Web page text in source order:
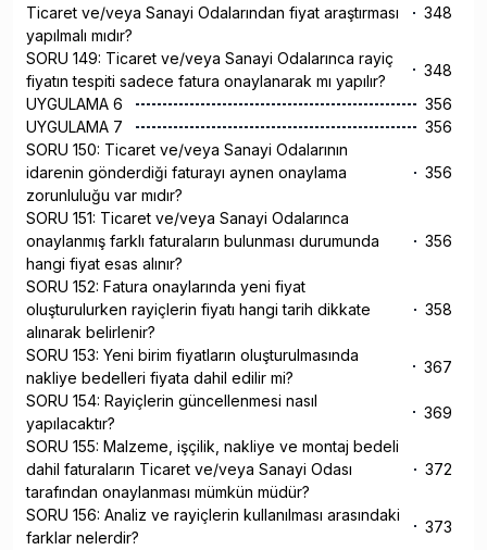
Ticaret ve/veya Sanayi Odalarından fiyat araştırması
yapılmalı mıdır?
348
SORU 149: Ticaret ve/veya Sanayi Odalarınca rayiç
fiyatın tespiti sadece fatura onaylanarak mı yapılır?
348
UYGULAMA 6
356
UYGULAMA 7
356
SORU 150: Ticaret ve/veya Sanayi Odalarının
idarenin gönderdiği faturayı aynen onaylama
zorunluluğu var mıdır?
356
SORU 151: Ticaret ve/veya Sanayi Odalarınca
onaylanmış farklı faturaların bulunması durumunda
hangi fiyat esas alınır?
356
SORU 152: Fatura onaylarında yeni fiyat
oluşturulurken rayiçlerin fiyatı hangi tarih dikkate
alınarak belirlenir?
358
SORU 153: Yeni birim fiyatların oluşturulmasında
nakliye bedelleri fiyata dahil edilir mi?
367
SORU 154: Rayiçlerin güncellenmesi nasıl
yapılacaktır?
369
SORU 155: Malzeme, işçilik, nakliye ve montaj bedeli
dahil faturaların Ticaret ve/veya Sanayi Odası
tarafından onaylanması mümkün müdür?
372
SORU 156: Analiz ve rayiçlerin kullanılması arasındaki
farklar nelerdir?
373